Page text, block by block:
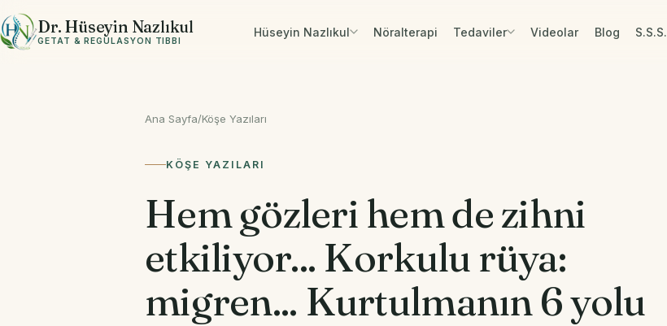
İçeriğe geç
Dr. Hüseyin Nazlıkul
GETAT & REGÜLASYON TIBBI
Hüseyin Nazlıkul Nöralterapi Tedaviler Videolar Blog S.S.S.
Ana Sayfa/Köşe Yazıları
KÖŞE YAZILARI
Hem gözleri hem de zihni
etkiliyor... Korkulu rüya:
migren... Kurtulmanın 6 yolu